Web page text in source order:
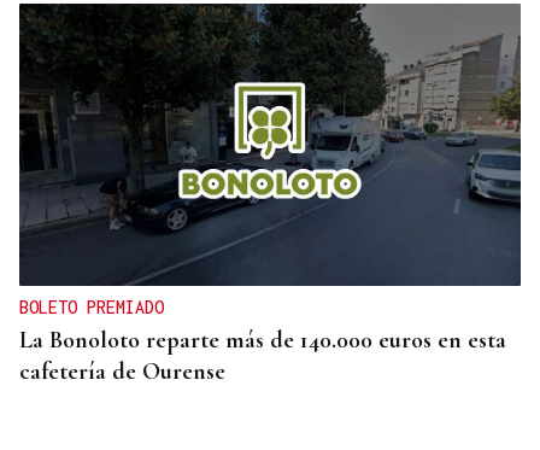
BOLETO PREMIADO
La Bonoloto reparte más de 140.000 euros en esta
cafetería de Ourense